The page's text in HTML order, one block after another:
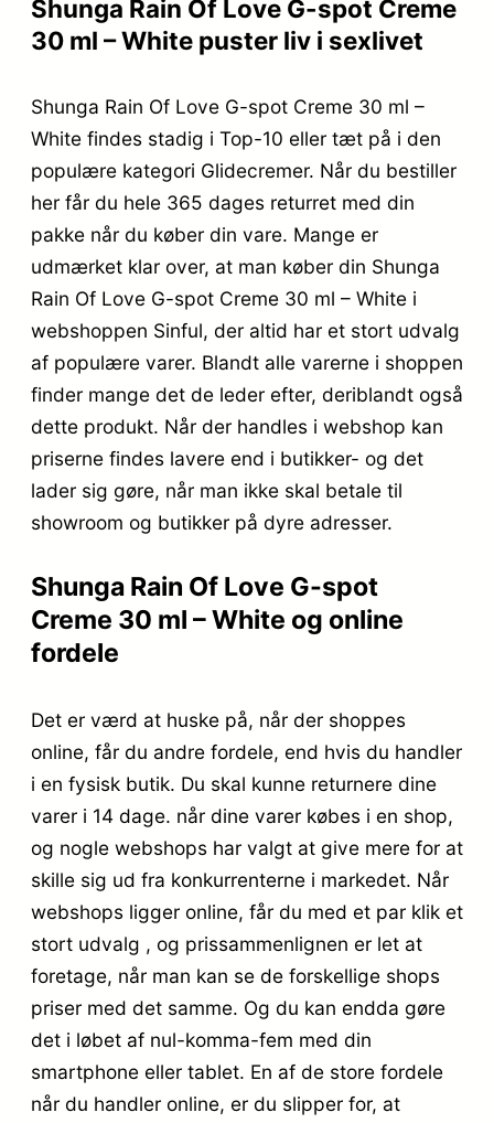
Shunga Rain Of Love G-spot Creme
30 ml – White puster liv i sexlivet
Shunga Rain Of Love G-spot Creme 30 ml –
White findes stadig i Top-10 eller tæt på i den
populære kategori Glidecremer. Når du bestiller
her får du hele 365 dages returret med din
pakke når du køber din vare. Mange er
udmærket klar over, at man køber din Shunga
Rain Of Love G-spot Creme 30 ml – White i
webshoppen Sinful, der altid har et stort udvalg
af populære varer. Blandt alle varerne i shoppen
finder mange det de leder efter, deriblandt også
dette produkt. Når der handles i webshop kan
priserne findes lavere end i butikker- og det
lader sig gøre, når man ikke skal betale til
showroom og butikker på dyre adresser.
Shunga Rain Of Love G-spot
Creme 30 ml – White og online
fordele
Det er værd at huske på, når der shoppes
online, får du andre fordele, end hvis du handler
i en fysisk butik. Du skal kunne returnere dine
varer i 14 dage. når dine varer købes i en shop,
og nogle webshops har valgt at give mere for at
skille sig ud fra konkurrenterne i markedet. Når
webshops ligger online, får du med et par klik et
stort udvalg , og prissammenlignen er let at
foretage, når man kan se de forskellige shops
priser med det samme. Og du kan endda gøre
det i løbet af nul-komma-fem med din
smartphone eller tablet. En af de store fordele
når du handler online, er du slipper for, at